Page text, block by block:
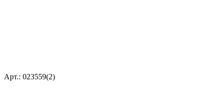
Арт.: 023559(2)